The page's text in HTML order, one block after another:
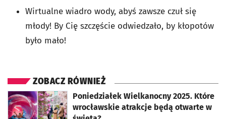
Wirtualne wiadro wody, abyś zawsze czuł się
młody! By Cię szczęście odwiedzało, by kłopotów
było mało!
ZOBACZ RÓWNIEŻ
Poniedziałek Wielkanocny 2025. Które
wrocławskie atrakcje będą otwarte w
otworzy się w nowej karcie